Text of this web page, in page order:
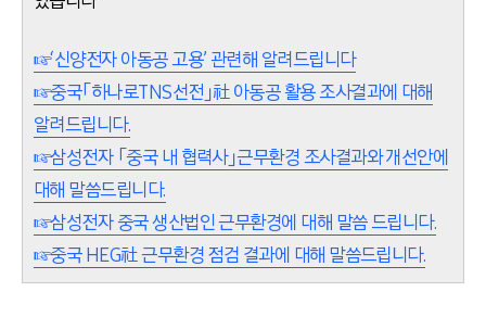
☞‘신양전자 아동공 고용’ 관련해 알려드립니다
☞중국「하나로TNS선전」社 아동공 활용 조사결과에 대해
알려드립니다.
☞삼성전자 「중국 내 협력사」근무환경 조사결과와 개선안에
대해 말씀드립니다.
☞삼성전자 중국 생산법인 근무환경에 대해 말씀 드립니다.
☞중국 HEG社 근무환경 점검 결과에 대해 말씀드립니다.